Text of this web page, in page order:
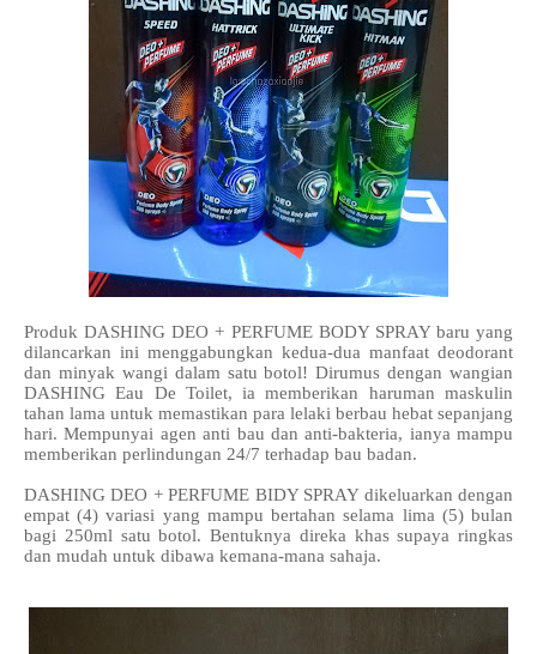
Produk DASHING DEO + PERFUME BODY SPRAY baru yang
dilancarkan ini menggabungkan kedua-dua manfaat deodorant
dan minyak wangi dalam satu botol! Dirumus dengan wangian
DASHING Eau De Toilet, ia memberikan haruman maskulin
tahan lama untuk memastikan para lelaki berbau hebat sepanjang
hari. Mempunyai agen anti bau dan anti-bakteria, ianya mampu
memberikan perlindungan 24/7 terhadap bau badan.
DASHING DEO + PERFUME BIDY SPRAY dikeluarkan dengan
empat (4) variasi yang mampu bertahan selama lima (5) bulan
bagi 250ml satu botol. Bentuknya direka khas supaya ringkas
dan mudah untuk dibawa kemana-mana sahaja.